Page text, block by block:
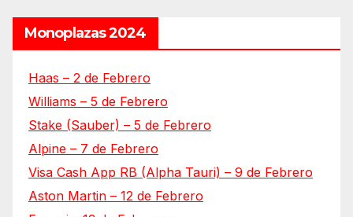
Monoplazas 2024
Haas – 2 de Febrero
Williams – 5 de Febrero
Stake (Sauber) – 5 de Febrero
Alpine – 7 de Febrero
Visa Cash App RB (Alpha Tauri) – 9 de Febrero
Aston Martin – 12 de Febrero